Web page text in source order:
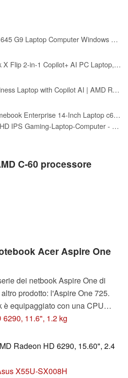
HP EliteBook 645 G9 Laptop Computer Windows 11 Pro, AMD Ryzen 5 PRO 5675U, 16GB RAM, 256GB PCIe SSD, 14in FHD Laptop 1920x1080, HDMI, Ryzen Notebook (Renewed)
HP OmniBook X Flip 2-in-1 Copilot+ AI PC Laptop, 16" 2K Touchscreen, AMD 6-Core Ryzen AI 5 340(>Intel i5-13420H), 16GB LPDDR5X, 2TB SSD, 5MP IR Webcam, Backlit KB, W/128GB PSD&Stylus, Win11 Home
HP 17.3” Business Laptop with Copilot AI | AMD Ryzen 5 6-Core Processor | 16GB RAM | 512GB SSD | Radeon Graphics | Anti-Glare | Wi-Fi 6 | USB-C & HDMI | Bluetooth Earbuds | Windows 11
HP Pro Chromebook Enterprise 14-Inch Laptop c640 - AMD Athlon Silver 3050C - 8 GB RAM - 64 GB eMMC - Chrome OS
NIMO 17.3" FHD IPS Gaming-Laptop-Computer - AMD Ryzen 9 8945HS(>i9-13900H), 32GB DDR5 RAM, 1TB SSD, Radeon 780M GPU, PD 100W USB-C 4.0 AI-Enhanced for Copilot VR Ready, Fingerprint, Backlit Keyboard
C-60 processore
Acer Aspire One
dei netbook Aspire One di
prodotto: l'Aspire One 725.
è equipaggiato con una CPU
AMD Radeon HD 6290
per invogliare la clientela
da 11.6"? Acer avrà
errori?
11.6", 1.2 kg
Radeon HD 6290, 15.60", 2.4
X55U-SX008H